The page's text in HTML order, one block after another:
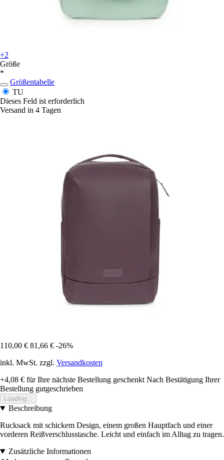
+2
Größe
*
Größentabelle
TU
Dieses Feld ist erforderlich
Versand in 4 Tagen
110,00 € 81,66 € -26%
inkl. MwSt. zzgl. Versandkosten
+4,08 € für Ihre nächste Bestellung geschenkt Nach Bestätigung Ihrer
Bestellung gutgeschrieben
Loading...
Beschreibung
Rucksack mit schickem Design, einem großen Hauptfach und einer
vorderen Reißverschlusstasche. Leicht und einfach im Alltag zu tragen.
Zusätzliche Informationen